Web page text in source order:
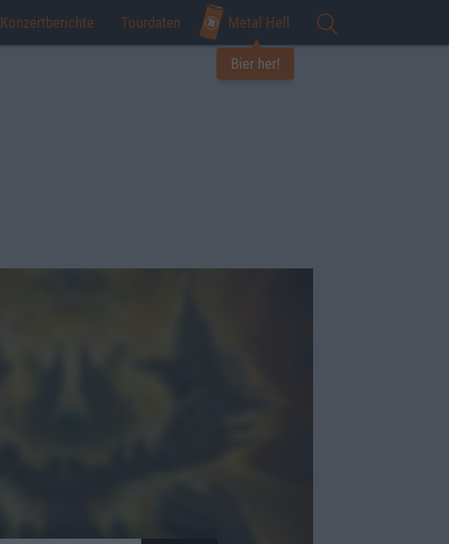
Konzertberichte Tourdaten Metal Hell
Bier her!